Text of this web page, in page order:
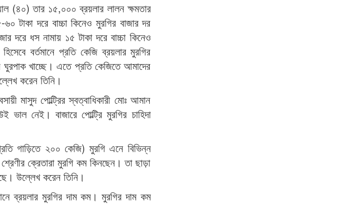
(৪০) তার ১৫,০০০ ব্রয়লার লালন ক্ষমতার
টাকা দরে বাচ্চা কিনেও মুরগির বাজার দর
দরে ধস নামায় ১৫ টাকা দরে বাচ্চা কিনেও
বর্তমানে প্রতি কেজি ব্রয়লার মুরগির
খাচ্ছে। এতে প্রতি কেজিতে আমাদের
করেন তিনি।
মাসুদ পোল্ট্রির স্বত্বাধিকারী মোঃ আমান
নেই। বাজারে পোল্ট্রি মুরগির চাহিদা
গাড়িতে ২০০ কেজি) মুরগি এনে বিভিন্ন
ক্রেতারা মুরগি কম কিনছেন। তা ছাড়া
উল্লেখ করেন তিনি।
ব্রয়লার মুরগির দাম কম। মুরগির দাম কম